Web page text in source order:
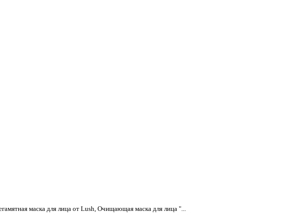
маска для лица от Lush, Очищающая маска для лица "...